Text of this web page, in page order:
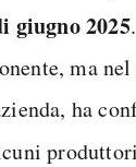
giugno 2025
ma
ha